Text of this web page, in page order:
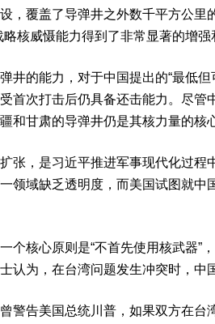
，覆盖了导弹井之外数千平方公里
略核威慑能力得到了非常显著的增强
井的能力，对于中国提出的“最低
首次打击后仍具备还击能力。尽
和甘肃的导弹井仍是其核力量的核
张，是习近平推进军事现代化过程
领域缺乏透明度，而美国试图就
个核心原则是“不首先使用核武器”
认为，在台湾问题发生冲突时，中
警告美国总统川普，如果双方在台